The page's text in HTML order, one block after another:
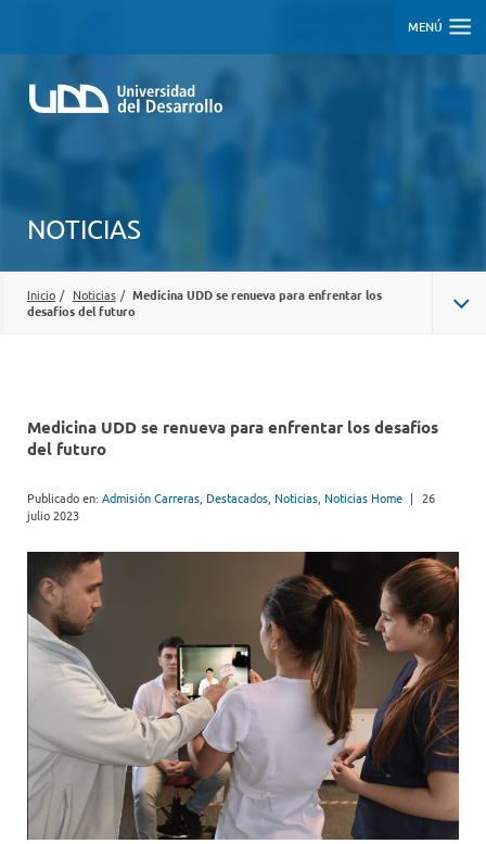
MENÚ
NOTICIAS
Inicio / Noticias / Medicina UDD se renueva para enfrentar los
desafíos del futuro
Medicina UDD se renueva para enfrentar los desafíos
del futuro
Publicado en: Admisión Carreras Destacados Noticias Noticias Home | 26
julio 2023